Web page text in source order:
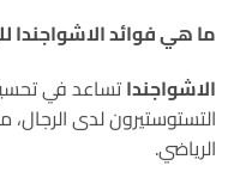
ما هي فوائد الاشواجندا
الاشواجنداتساعد في
التستوستيرون لدى
الرياضي.